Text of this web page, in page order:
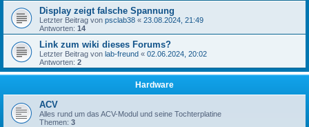
Display zeigt falsche Spannung
Letzter Beitrag von psclab38 « 23.08.2024, 21:49
Antworten: 14
Link zum wiki dieses Forums?
Letzter Beitrag von lab-freund « 02.06.2024, 20:02
Antworten: 2
Hardware
ACV
Alles rund um das ACV-Modul und seine Tochterplatine
Themen: 3